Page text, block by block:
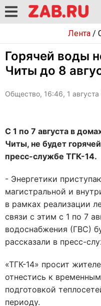
Лента/
Горячей воды
Читы до 8
Общество, 16:46, 1 августа
С 1 по 7 августа в
Читы, не будет
пресс-службе ТГК-14.
- Энергетики
магистральной и
в рамках реализации
связи с этим с 1 по 7
водоснабжения (ГВС)
рассказали в пресс-
«ТГК-14» просит
отнестись к
подготовкой
периоду.